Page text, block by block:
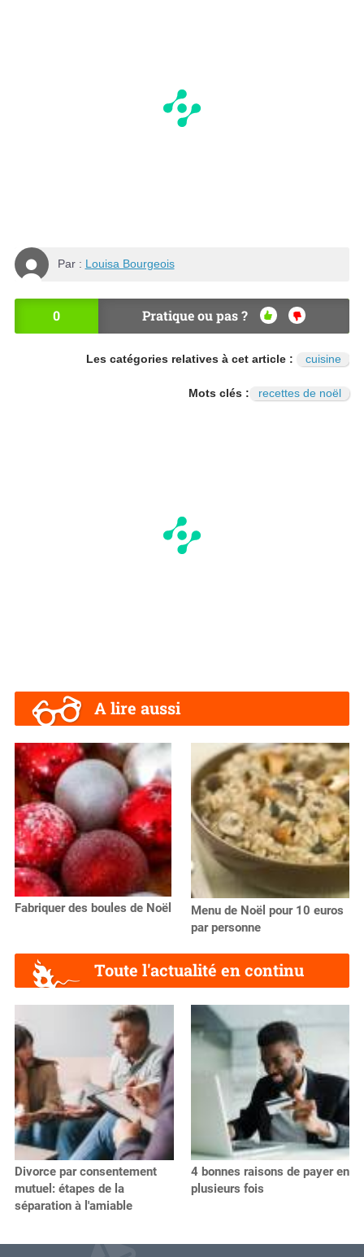
Par : Louisa Bourgeois
0 Pratique ou pas ?
OU
I
NO
Les catégories relatives à cet article : cuisine
Mots clés : recettes de noël
A lire aussi
Fabriquer des boules de Noël
Menu de Noël pour 10 euros
par personne
Toute l'actualité en continu
Divorce par consentement
mutuel: étapes de la
séparation à l'amiable
4 bonnes raisons de payer en
plusieurs fois